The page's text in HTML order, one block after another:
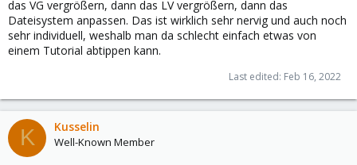
das VG vergrößern, dann das LV vergrößern, dann das
Dateisystem anpassen. Das ist wirklich sehr nervig und auch noch
sehr individuell, weshalb man da schlecht einfach etwas von
einem Tutorial abtippen kann.
Last edited: Feb 16, 2022
K Kusselin
Well-Known Member